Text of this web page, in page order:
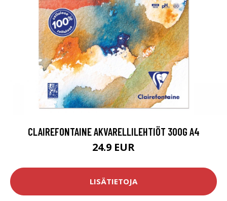
CLAIREFONTAINE AKVARELLILEHTIÖT 300G A4
24.9 EUR
LISÄTIETOJA